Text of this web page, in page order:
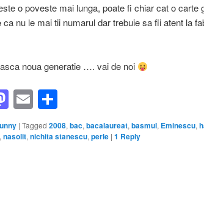
o poveste mai lunga, poate fi chiar cat o carte
ca nu le mai tii numarul dar trebuie sa fii atent la
noua generatie …. vai de noi
Mastodon
Email
| Tagged 2008, bac, bacalaureat, basmul, Eminescu,
, nasolit, nichita stanescu, perle | 1 Reply